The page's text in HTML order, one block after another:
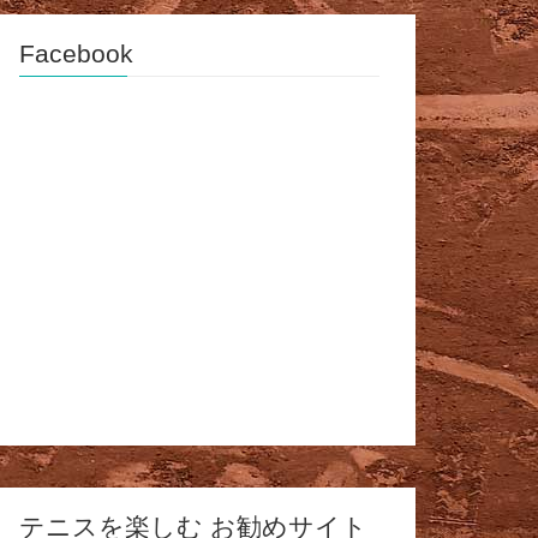
Facebook
テニスを楽しむ お勧めサイト